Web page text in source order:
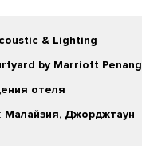
& Lighting
by Marriott Penang
отеля
Малайзия, Джорджтаун